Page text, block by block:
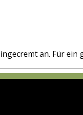
an. Für